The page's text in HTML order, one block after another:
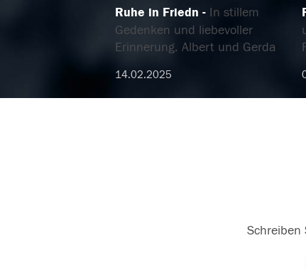
Ruhe in Friedn
In stillem
Gedenken und liebevoller
Erinnerung. Albert und Gerda
14.02.2025
Schreiben